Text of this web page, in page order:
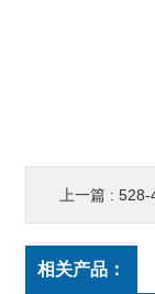
上一篇 : 528-48-3
相关产品：